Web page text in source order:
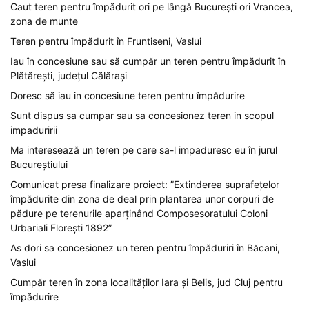
Caut teren pentru împădurit ori pe lângă București ori Vrancea,
zona de munte
Teren pentru împădurit în Fruntiseni, Vaslui
Iau în concesiune sau să cumpăr un teren pentru împădurit în
Plătărești, județul Călărași
Doresc să iau in concesiune teren pentru împădurire
Sunt dispus sa cumpar sau sa concesionez teren in scopul
impaduririi
Ma interesează un teren pe care sa-l impaduresc eu în jurul
Bucureștiului
Comunicat presa finalizare proiect: ”Extinderea suprafețelor
împădurite din zona de deal prin plantarea unor corpuri de
pădure pe terenurile aparținând Composesoratului Coloni
Urbariali Florești 1892”
As dori sa concesionez un teren pentru împăduriri în Băcani,
Vaslui
Cumpăr teren în zona localităților Iara și Belis, jud Cluj pentru
împădurire